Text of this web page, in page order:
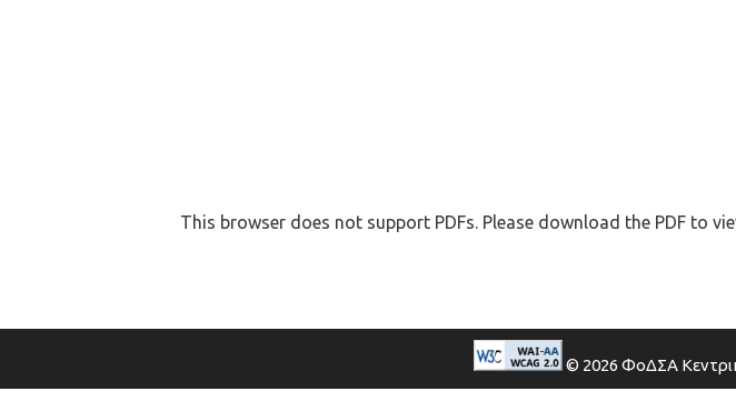
This browser does not support PDFs. Please download the PDF to
© 2026 ΦοΔΣΑ